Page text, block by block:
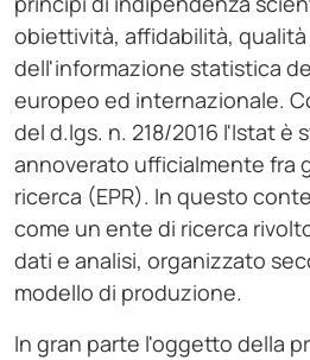
obiettività, affidabilità, qualità
dell'informazione statistica
europeo ed internazionale.
del d.lgs. n. 218/2016 l'Istat è
annoverato ufficialmente fra
ricerca (EPR). In questo
come un ente di ricerca
dati e analisi, organizzato
modello di produzione.
In gran parte l'oggetto della